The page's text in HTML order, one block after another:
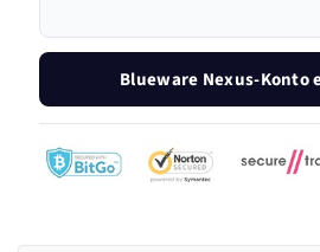
Blueware Nexus-Konto